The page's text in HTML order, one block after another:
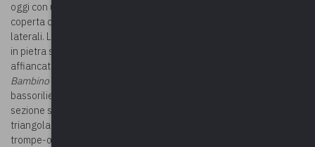
oggi con un’unica ampia navata con abside semicircolare. L’aula è
coperta con volta a botte unghiata ed affiancata da due cappelle
laterali. La facciata, scandita da lesene con capitelli ionici e cornici
in pietra scura, è ricca di decorazioni. L’ingresso architravato è
affiancato da due nicchie con le statue di
Bambino
bassorilievo dell’
sezione superiore si trova una vetrata policroma e un frontone
triangolare. Ricchissimi gli interni in stile barocco, con affreschi in
trompe-œil, stucchi e capitelli corinzi. Risale al 1967 l’imponente